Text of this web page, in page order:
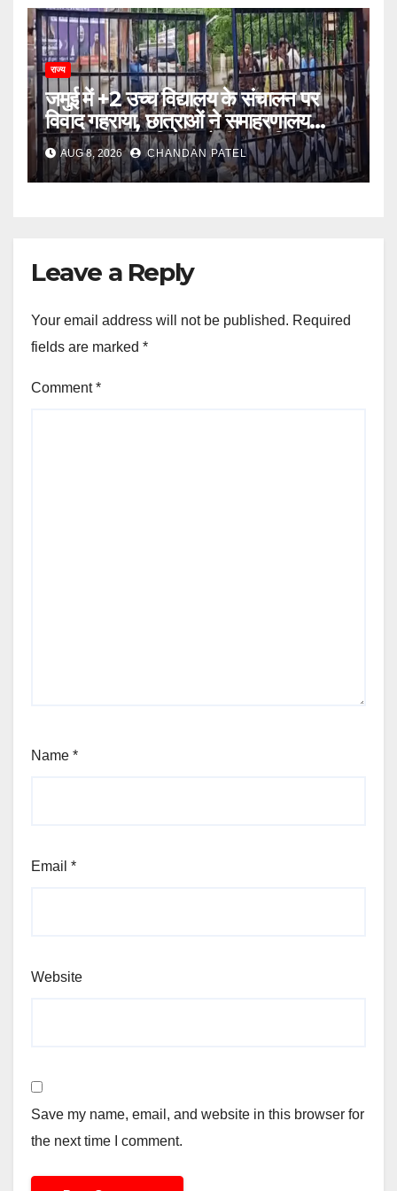
राज्य
जमुई में +2 उच्च विद्यालय के संचालन पर
विवाद गहराया, छात्राओं ने समाहरणालय
पहुंचकर जताया विरोध; बोलीं- 14 किमी दूर
नहीं जाएंगे स्कूल
AUG 8, 2026 CHANDAN PATEL
Leave a Reply
Your email address will not be published. Required
fields are marked *
Comment*
Name *
Email *
Website
Save my name, email, and website in this browser for
the next time I comment.